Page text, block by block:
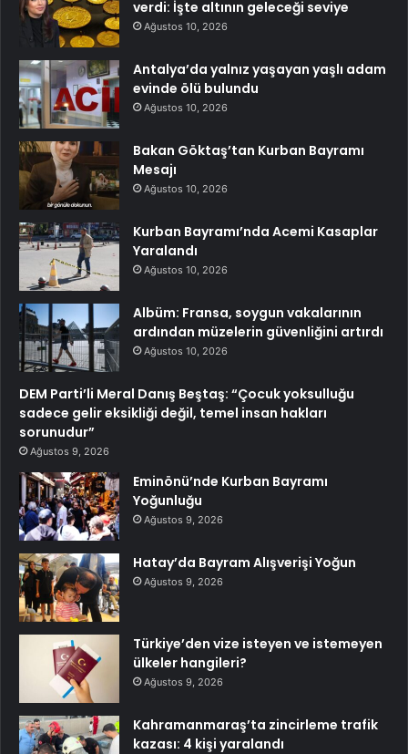
verdi: İşte altının geleceği seviye
Ağustos 10, 2026
Antalya’da yalnız yaşayan yaşlı adam
evinde ölü bulundu
Ağustos 10, 2026
Bakan Göktaş’tan Kurban Bayramı
Mesajı
Ağustos 10, 2026
Kurban Bayramı’nda Acemi Kasaplar
Yaralandı
Ağustos 10, 2026
Albüm: Fransa, soygun vakalarının
ardından müzelerin güvenliğini artırdı
Ağustos 10, 2026
DEM Parti’li Meral Danış Beştaş: “Çocuk yoksulluğu
sadece gelir eksikliği değil, temel insan hakları
sorunudur”
Ağustos 9, 2026
Eminönü’nde Kurban Bayramı
Yoğunluğu
Ağustos 9, 2026
Hatay’da Bayram Alışverişi Yoğun
Ağustos 9, 2026
Türkiye’den vize isteyen ve istemeyen
ülkeler hangileri?
Ağustos 9, 2026
Kahramanmaraş’ta zincirleme trafik
kazası: 4 kişi yaralandı